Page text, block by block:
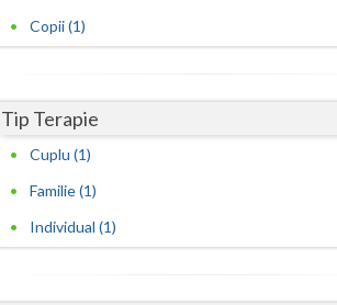
Tulcea
Copii (1)
Tip Terapie
Cuplu (1)
Familie (1)
Individual (1)